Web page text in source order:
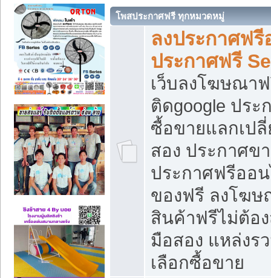
โพสประกาศฟรี ทุกหมวดหมู่
ลงประกาศฟ
ประกาศฟรี
เว็บลงโฆษณา
ติดgoogle ปร
ซื้อขายแลกเป
สอง ประกาศข
ประกาศฟรีออ
ของฟรี ลงโฆ
สินค้าฟรีไม่ต้อ
มือสอง แหล่งร
เลือกซื้อขาย